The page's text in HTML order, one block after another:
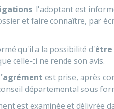
, l'adoptant est
et faire connaître, par
qu'il a la possibilité d'être
celle-ci ne rende son avis.
est prise, après
départemental sous
est examinée et délivrée